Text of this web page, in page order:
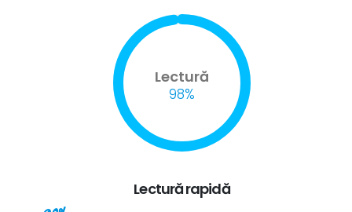
Lectură
98%
Lectură rapidă